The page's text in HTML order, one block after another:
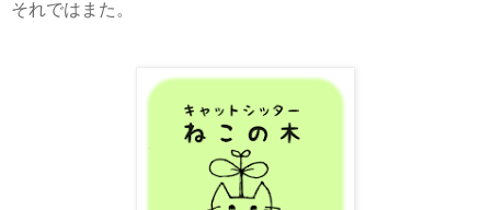
それではまた。